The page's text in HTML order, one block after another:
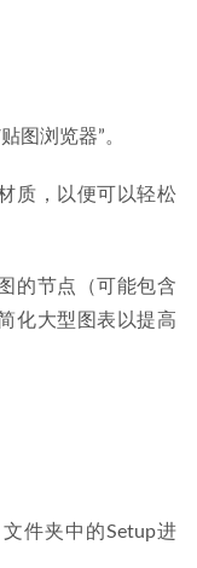
图浏览器”。
质，以便可以轻松
的节点（可能包含
化大型图表以提高
件夹中的Setup进